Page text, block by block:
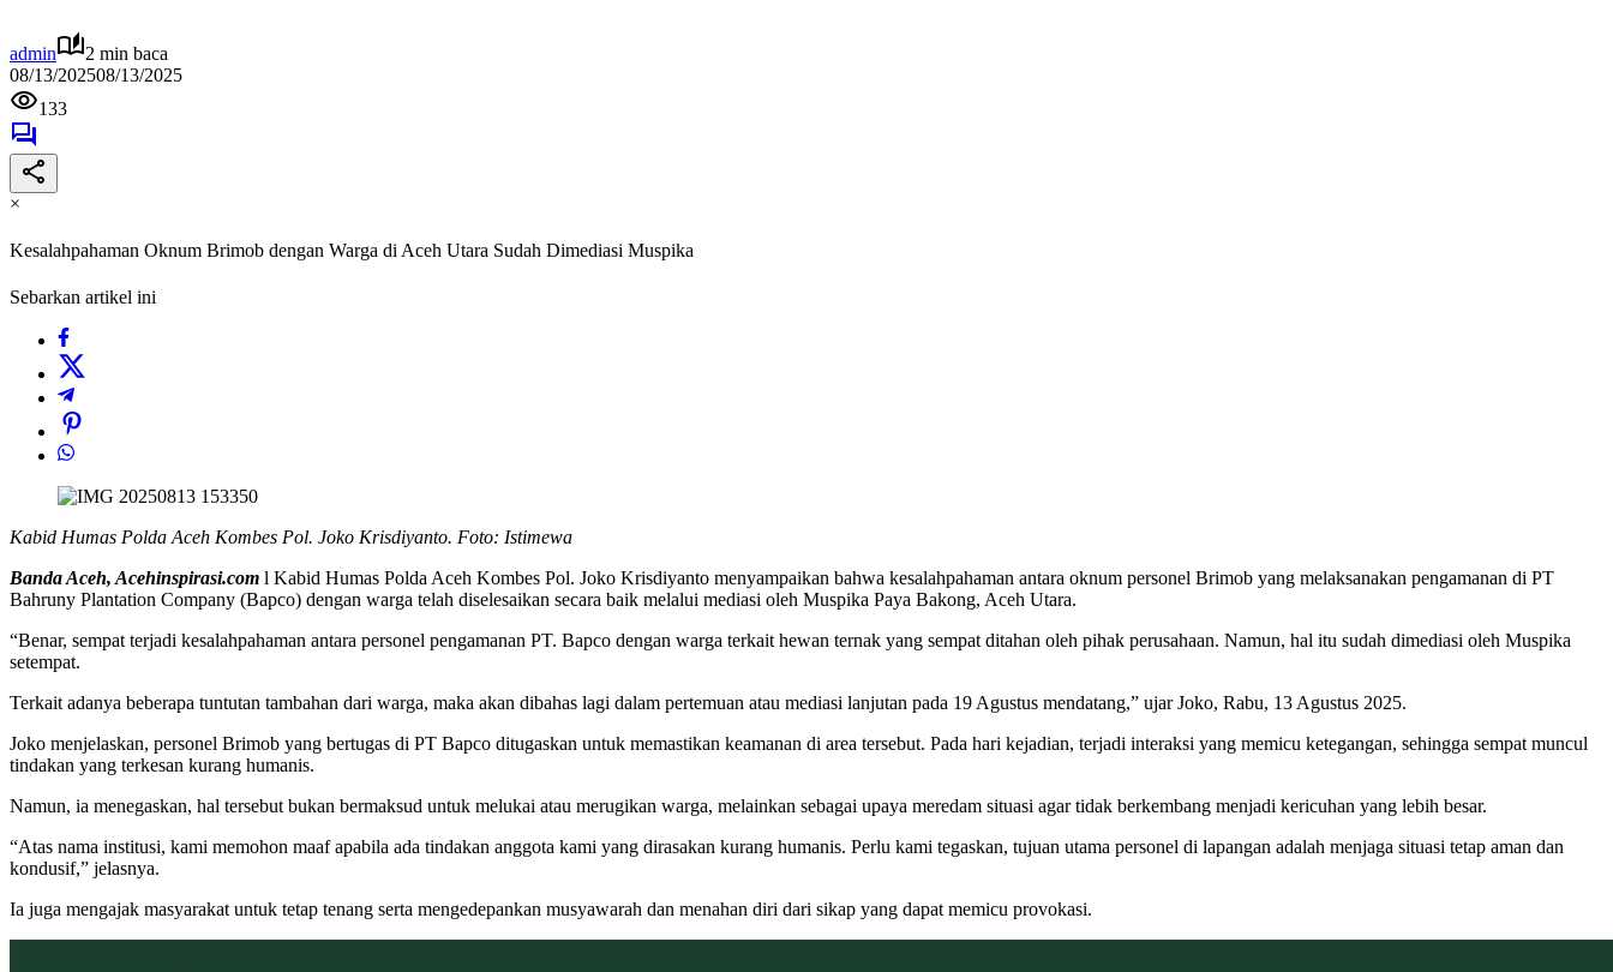
admin
2 min baca
08/13/202508/13/2025
133
×
Kesalahpahaman Oknum Brimob dengan Warga di Aceh Utara Sudah Dimediasi Muspika
Sebarkan artikel ini
Kabid Humas Polda Aceh Kombes Pol. Joko Krisdiyanto. Foto: Istimewa
Banda Aceh, Acehinspirasi.com l Kabid Humas Polda Aceh Kombes Pol. Joko Krisdiyanto menyampaikan bahwa kesalahpahaman antara oknum personel Brimob yang melaksanakan pengamanan di PT
Bahruny Plantation Company (Bapco) dengan warga telah diselesaikan secara baik melalui mediasi oleh Muspika Paya Bakong, Aceh Utara.
“Benar, sempat terjadi kesalahpahaman antara personel pengamanan PT. Bapco dengan warga terkait hewan ternak yang sempat ditahan oleh pihak perusahaan. Namun, hal itu sudah dimediasi oleh Muspika
setempat.
Terkait adanya beberapa tuntutan tambahan dari warga, maka akan dibahas lagi dalam pertemuan atau mediasi lanjutan pada 19 Agustus mendatang,” ujar Joko, Rabu, 13 Agustus 2025.
Joko menjelaskan, personel Brimob yang bertugas di PT Bapco ditugaskan untuk memastikan keamanan di area tersebut. Pada hari kejadian, terjadi interaksi yang memicu ketegangan, sehingga sempat muncul
tindakan yang terkesan kurang humanis.
Namun, ia menegaskan, hal tersebut bukan bermaksud untuk melukai atau merugikan warga, melainkan sebagai upaya meredam situasi agar tidak berkembang menjadi kericuhan yang lebih besar.
“Atas nama institusi, kami memohon maaf apabila ada tindakan anggota kami yang dirasakan kurang humanis. Perlu kami tegaskan, tujuan utama personel di lapangan adalah menjaga situasi tetap aman dan
kondusif,” jelasnya.
Ia juga mengajak masyarakat untuk tetap tenang serta mengedepankan musyawarah dan menahan diri dari sikap yang dapat memicu provokasi.